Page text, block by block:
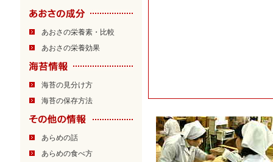
あおさの栄養素・比較
あおさの栄養効果
海苔の見分け方
海苔の保存方法
あらめの話
あらめの食べ方